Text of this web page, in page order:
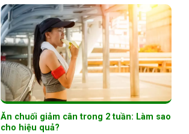
Ăn chuối giảm cân trong 2 tuần: Làm sao
cho hiệu quả?